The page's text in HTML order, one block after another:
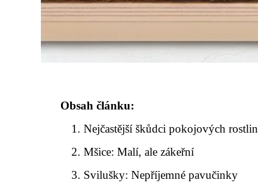
Obsah článku:
Nejčastější škůdci pokojových rostlin
Mšice: Malí, ale zákeřní
Svilušky: Nepříjemné pavučinky